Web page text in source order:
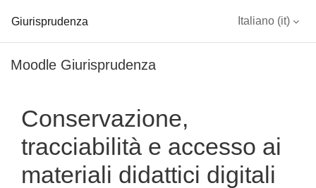
Giurisprudenza Italiano ‎(it)‎
Moodle Giurisprudenza
Conservazione,
tracciabilità e accesso ai
materiali didattici digitali